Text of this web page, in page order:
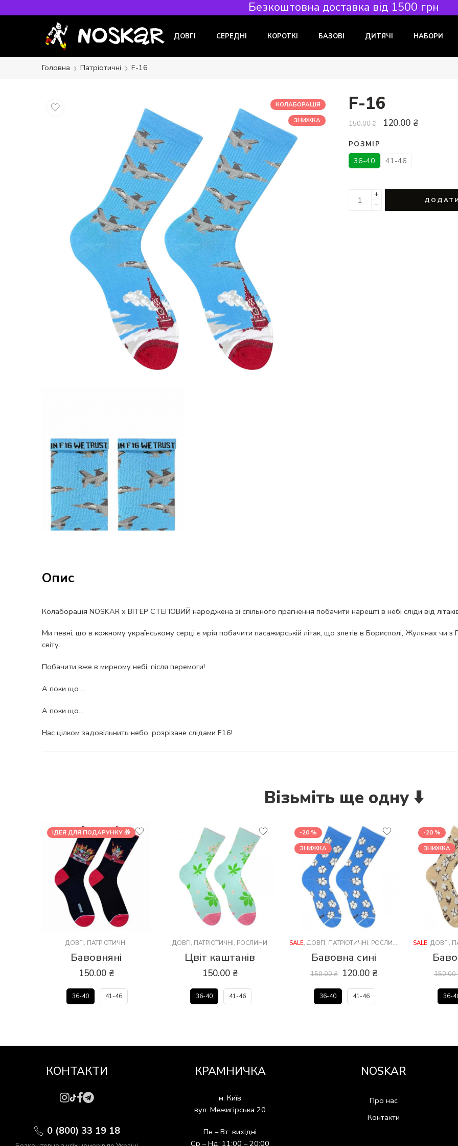
Безкоштовна доставка від 1500 грн
ДОВГІ СЕРЕДНІ КОРОТКІ БАЗОВІ ДИТЯЧІ НАБОРИ
Головна Патріотичні F-16
КОЛАБОРАЦІЯ
ЗНИЖКА
F-16
150.00₴ 120.00 ₴
РОЗМІР
36-40 41-46
+
−
Опис
Колаборація NOSKAR x ВІТЕР СТЕПОВИЙ народжена зі спільного прагнення побачити нарешті в небі сліди від
Ми певні, що в кожному українському серці є мрія побачити пасажирській літак, що злетів в Борисполі, Жулянах чи
світу.
Побачити вже в мирному небі, після перемоги!
А поки що …
А поки що…
Нас цілком задовільнить небо, розрізане слідами F16!
Візьміть ще одну ⬇️
ІДЕЯ ДЛЯ ПОДАРУНКУ 🎁
ДОВГІ, ПАТРІОТИЧНІ
Бавовняні
150.00 ₴
36-40 41-46
ДОВГІ, ПАТРІОТИЧНІ, РОСЛИНИ
Цвіт каштанів
150.00 ₴
36-40 41-46
-20 %
ЗНИЖКА
SALE, ДОВГІ, ПАТРІОТИЧНІ, РОСЛИНИ
Бавовна сині
150.00₴ 120.00 ₴
36-40 41-46
-20 %
ЗНИЖКА
SALE, ДОВГІ,
150.00
36-
КОНТАКТИ
0 (800) 33 19 18
КРАМНИЧКА
м. Київ
вул. Межигірська 20
Пн – Вт: вихідні
Ср – Нд: 11:00 – 20:00
NOSKAR
Про нас
Контакти